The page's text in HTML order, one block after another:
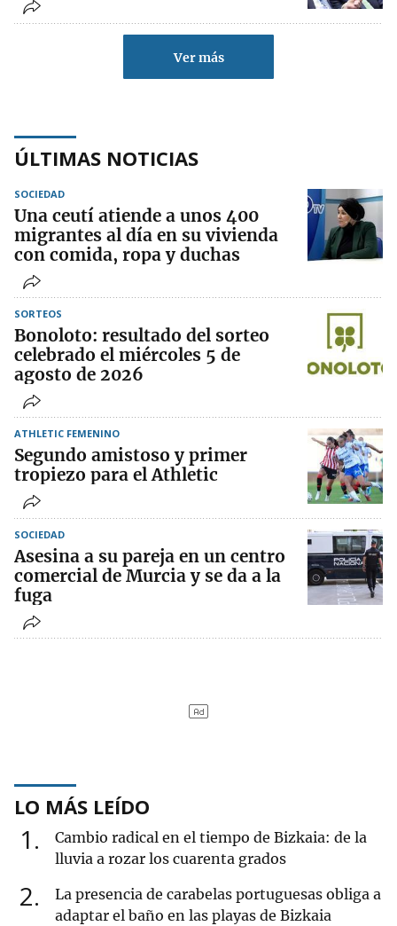
Ver más
ÚLTIMAS NOTICIAS
SOCIEDAD
Una ceutí atiende a unos 400
migrantes al día en su vivienda
con comida, ropa y duchas
SORTEOS
Bonoloto: resultado del sorteo
celebrado el miércoles 5 de
agosto de 2026
ATHLETIC FEMENINO
Segundo amistoso y primer
tropiezo para el Athletic
SOCIEDAD
Asesina a su pareja en un centro
comercial de Murcia y se da a la
fuga
LO MÁS LEÍDO
1
Cambio radical en el tiempo de Bizkaia: de la
lluvia a rozar los cuarenta grados
2
La presencia de carabelas portuguesas obliga a
adaptar el baño en las playas de Bizkaia